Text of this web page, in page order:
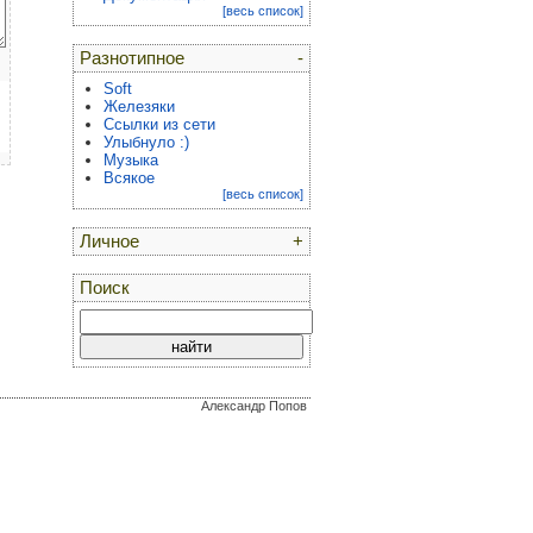
[весь список]
-
Разнотипное
Soft
Железяки
Ссылки из сети
Улыбнуло :)
Музыка
Всякое
[весь список]
+
Личное
Поиск
Александр Попов